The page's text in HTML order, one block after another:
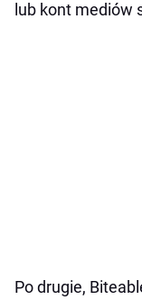
lub kont mediów
Po drugie,